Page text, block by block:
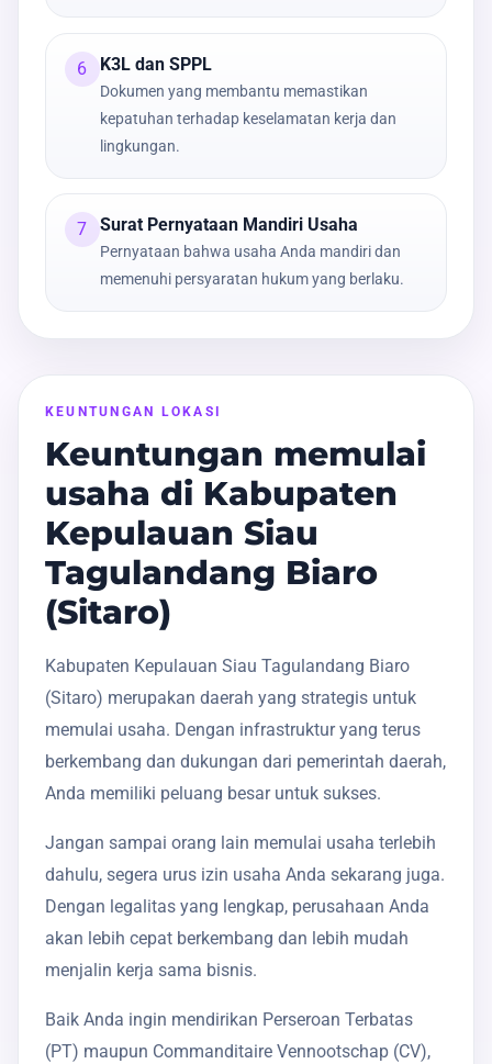
6 K3L dan SPPL
Dokumen yang membantu memastikan
kepatuhan terhadap keselamatan kerja dan
lingkungan.
7 Surat Pernyataan Mandiri Usaha
Pernyataan bahwa usaha Anda mandiri dan
memenuhi persyaratan hukum yang berlaku.
KEUNTUNGAN LOKASI
Keuntungan memulai
usaha di Kabupaten
Kepulauan Siau
Tagulandang Biaro
(Sitaro)
Kabupaten Kepulauan Siau Tagulandang Biaro
(Sitaro) merupakan daerah yang strategis untuk
memulai usaha. Dengan infrastruktur yang terus
berkembang dan dukungan dari pemerintah daerah,
Anda memiliki peluang besar untuk sukses.
Jangan sampai orang lain memulai usaha terlebih
dahulu, segera urus izin usaha Anda sekarang juga.
Dengan legalitas yang lengkap, perusahaan Anda
akan lebih cepat berkembang dan lebih mudah
menjalin kerja sama bisnis.
Baik Anda ingin mendirikan Perseroan Terbatas
(PT) maupun Commanditaire Vennootschap (CV),